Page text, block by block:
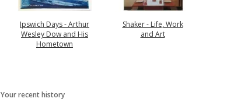
Ipswich Days - Arthur
Wesley Dow and His
Hometown
Shaker - Life, Work
and Art
Your recent history